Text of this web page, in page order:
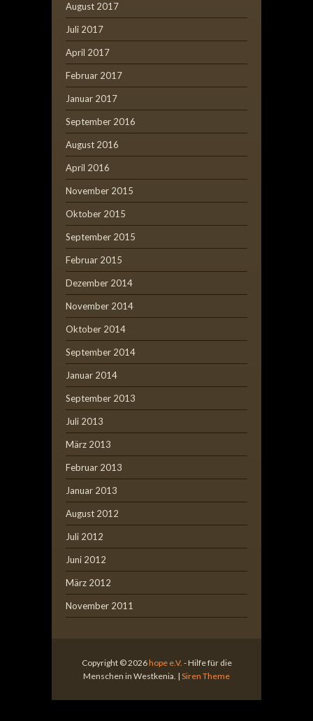
August 2017
Juli 2017
April 2017
Februar 2017
Januar 2017
September 2016
August 2016
April 2016
November 2015
Oktober 2015
September 2015
Februar 2015
Dezember 2014
November 2014
Oktober 2014
September 2014
Januar 2014
September 2013
Juli 2013
März 2013
Februar 2013
Januar 2013
August 2012
Juli 2012
Juni 2012
März 2012
November 2011
Copyright © 2026hope e.V. - Hilfe für die
Menschen in Westkenia. | Siren Theme